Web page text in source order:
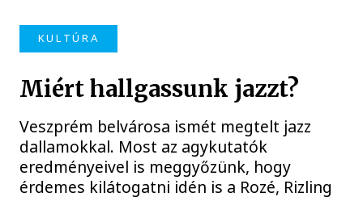
KULTÚRA
Miért hallgassunk jazzt?
Veszprém belvárosa ismét megtelt jazz
dallamokkal. Most az agykutatók
eredményeivel is meggyőzünk, hogy
érdemes kilátogatni idén is a Rozé, Rizling